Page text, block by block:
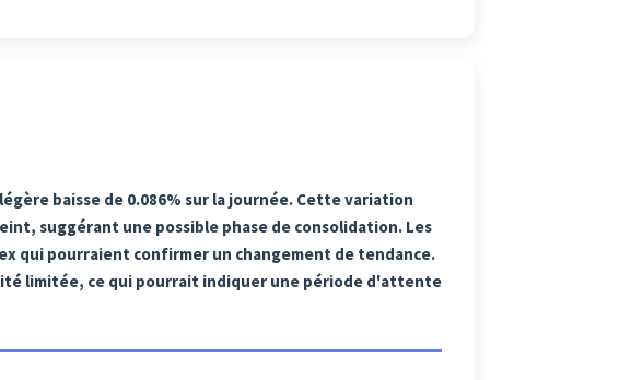
baisse de 0.086% sur la journée. Cette variation
suggérant une possible phase de consolidation. Les
qui pourraient confirmer un changement de tendance.
limitée, ce qui pourrait indiquer une période d'attente